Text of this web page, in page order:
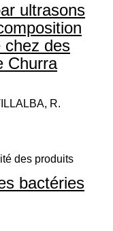
ultrasons
chez des
Churra
R.
des produits
bactéries